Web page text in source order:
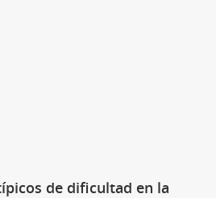
de dificultad en la